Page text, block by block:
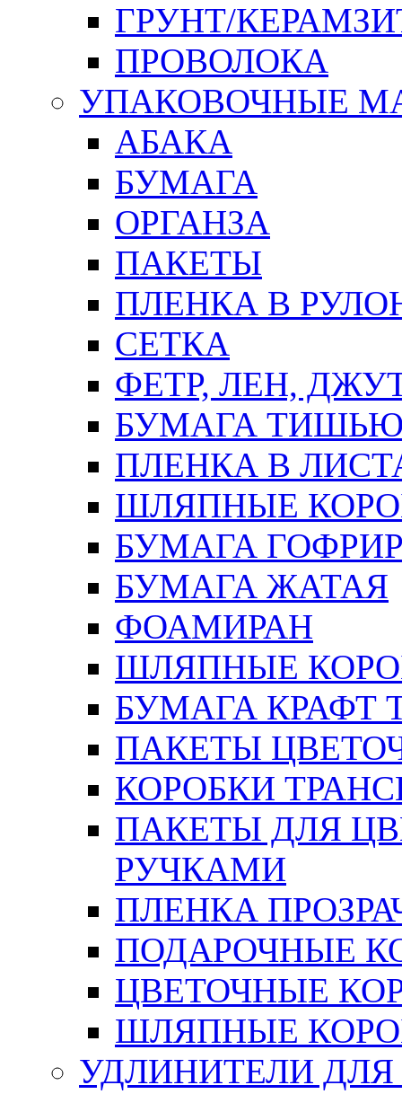
ГРУНТ/
ПРОВОЛОКА
УПАКОВОЧНЫЕ
АБАКА
БУМАГА
ОРГАНЗА
ПАКЕТЫ
ПЛЕНКА В
СЕТКА
ФЕТР, ЛЕН,
БУМАГА
ПЛЕНКА В
ШЛЯПНЫЕ
БУМАГА
БУМАГА ЖАТАЯ
ФОАМИРАН
ШЛЯПНЫЕ
БУМАГА КРАФТ
ПАКЕТЫ
КОРОБКИ
ПАКЕТЫ ДЛЯ
РУЧКАМИ
ПЛЕНКА
ПОДАРОЧНЫЕ
ЦВЕТОЧНЫЕ
ШЛЯПНЫЕ
УДЛИНИТЕЛИ